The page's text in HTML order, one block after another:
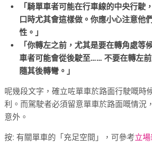
「騎單車者可能在行車線的中央行駛
口時尤其會這樣做。你應小心注意他
性。」
「你轉左之前，尤其是要在轉角處等
車者可能會從後駛至…… 不要在轉左
隨其後轉彎。」
呢幾段文字，確立咗單車於路面行駛嘅時
利。而駕駛者必須留意單車於路面嘅情況
意外。
按: 有關單車的「充足空間」，可參考立